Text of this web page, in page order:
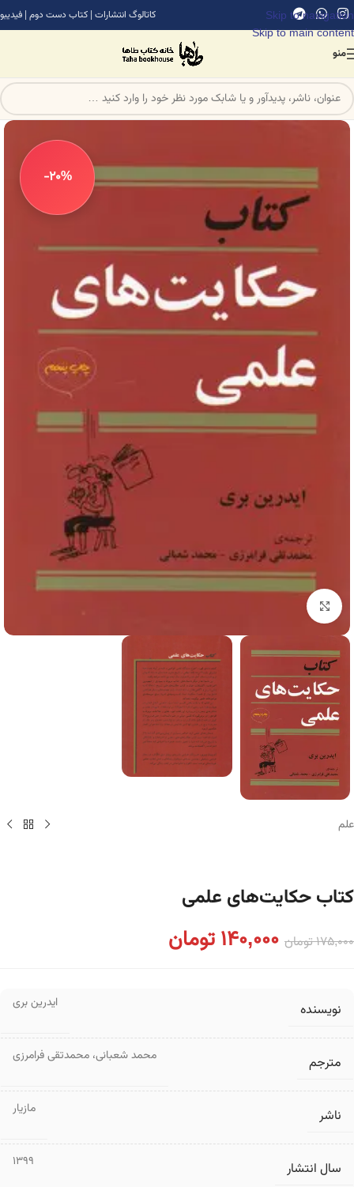
Skip to navigation
Skip to main content
کاتالوگ انتشارات | کتاب دست دوم | فیدیبو
منو
-20%
برای بزرگنمایی کلیک کنید
علم
کتاب حکایت‌های علمی
175,000تومان 140,000تومان
نویسنده ایدرین بری
مترجم محمد شعبانی، محمدتقی فرامرزی
ناشر مازیار
سال انتشار 1399